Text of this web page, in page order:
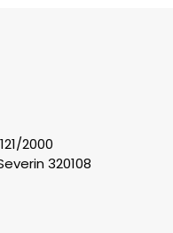
2000
320108